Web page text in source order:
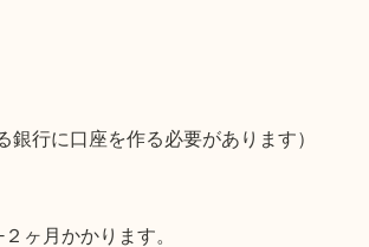
行に口座を作る必要があります）
ヶ月かかります。